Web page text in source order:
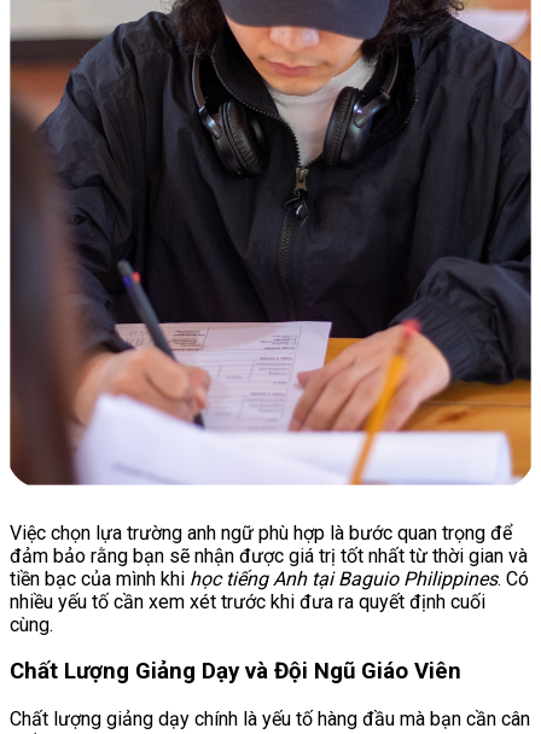
Việc chọn lựa trường anh ngữ phù hợp là bước quan trọng để
đảm bảo rằng bạn sẽ nhận được giá trị tốt nhất từ thời gian và
tiền bạc của mình khi học tiếng Anh tại Baguio Philippines. Có
nhiều yếu tố cần xem xét trước khi đưa ra quyết định cuối
cùng.
Chất Lượng Giảng Dạy và Đội Ngũ Giáo Viên
Chất lượng giảng dạy chính là yếu tố hàng đầu mà bạn cần cân